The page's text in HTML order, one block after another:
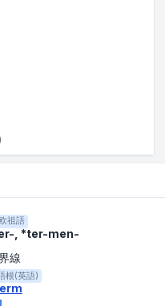
祖語
, *ter-men-
線
根(英語)